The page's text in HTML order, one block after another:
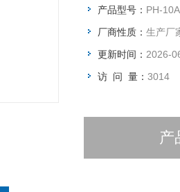
产品型号： PH-10A
厂商性质： 生产厂
更新时间： 2026-
访 问 量： 3014
产